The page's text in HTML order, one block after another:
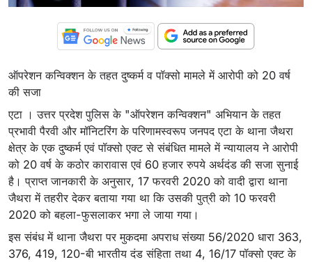
ऑपरेशन कन्विक्शन के तहत दुष्कर्म व पॉक्सो मामले में आरोपी को 20 वर्ष
की सजा
एटा । उत्तर प्रदेश पुलिस के "ऑपरेशन कन्विक्शन" अभियान के तहत
प्रभावी पैरवी और मॉनिटरिंग के परिणामस्वरूप जनपद एटा के थाना जैथरा
क्षेत्र के एक दुष्कर्म एवं पॉक्सो एक्ट से संबंधित मामले में न्यायालय ने आरोपी
को 20 वर्ष के कठोर कारावास एवं 60 हजार रुपये अर्थदंड की सजा सुनाई
है। प्राप्त जानकारी के अनुसार, 17 फरवरी 2020 को वादी द्वारा थाना
जैथरा में तहरीर देकर बताया गया था कि उसकी पुत्री को 10 फरवरी
2020 को बहला-फुसलाकर भगा ले जाया गया।
इस संबंध में थाना जैथरा पर मुकदमा अपराध संख्या 56/2020 धारा 363,
376, 419, 120-बी भारतीय दंड संहिता तथा 4, 16/17 पॉक्सो एक्ट के